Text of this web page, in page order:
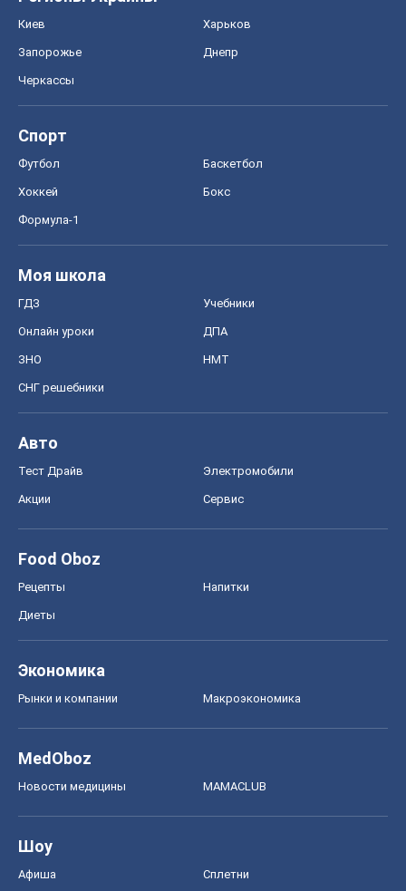
Киев Харьков
Запорожье Днепр
Черкассы
Спорт
Футбол Баскетбол
Хоккей Бокс
Формула-1
Моя школа
ГДЗ Учебники
Онлайн уроки ДПА
ЗНО НМТ
СНГ решебники
Авто
Тест Драйв Электромобили
Акции Сервис
Food Oboz
Рецепты Напитки
Диеты
Экономика
Рынки и компании Mакроэкономика
MedOboz
Новости медицины MAMACLUB
Шоу
Афиша Сплетни